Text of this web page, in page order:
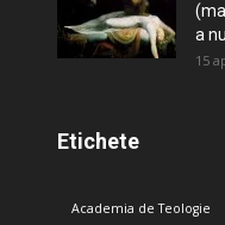
a
15
Etichete
Academia de Teologie